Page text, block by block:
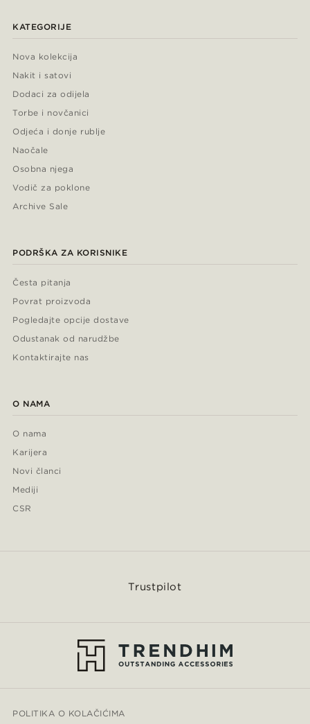
KATEGORIJE
Nova kolekcija
Nakit i satovi
Dodaci za odijela
Torbe i novčanici
Odjeća i donje rublje
Naočale
Osobna njega
Vodič za poklone
Archive Sale
PODRŠKA ZA KORISNIKE
Česta pitanja
Povrat proizvoda
Pogledajte opcije dostave
Odustanak od narudžbe
Kontaktirajte nas
O NAMA
O nama
Karijera
Novi članci
Mediji
CSR
Trustpilot
POLITIKA O KOLAČIĆIMA